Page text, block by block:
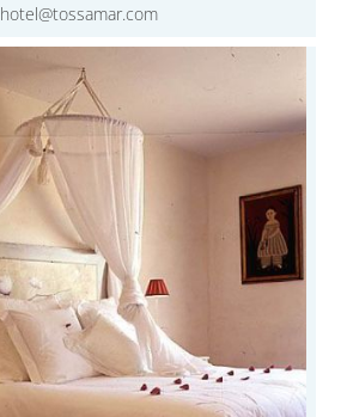
hotel@tossamar.com